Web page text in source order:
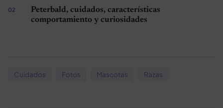
Peterbald, cuidados, características
comportamiento y curiosidades
Cuidados Fotos Mascotas Razas